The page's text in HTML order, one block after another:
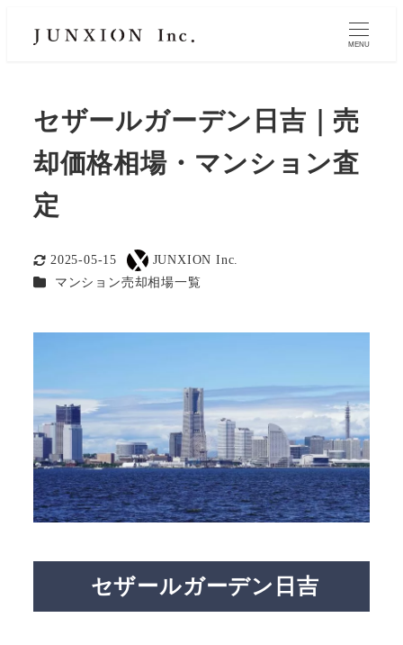
MENU
セザールガーデン日吉｜売
却価格相場・マンション査
定
更新日
2025-05-15
著
者
JUNXION Inc.
カテゴリー
マンション売却相場一覧
セザールガーデン日吉